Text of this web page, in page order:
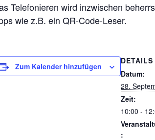
Telefonieren wird inzwischen
wie z.B. ein QR-Code-Leser.
Zum Kalender hinzufügen
DETAILS
Datum:
28.
Zeit:
10:00 -
: